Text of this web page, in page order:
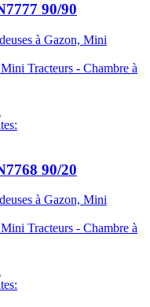
90/90
à Gazon, Mini
90/20
à Gazon, Mini